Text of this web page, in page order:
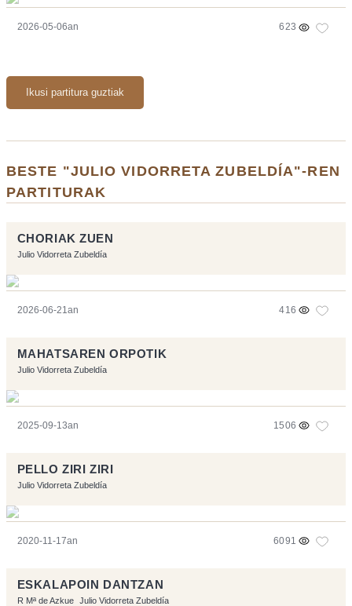
2026-05-06an 623
Ikusi partitura guztiak
BESTE "JULIO VIDORRETA ZUBELDÍA"-REN
PARTITURAK
CHORIAK ZUEN
Julio Vidorreta Zubeldía
2026-06-21an 416
MAHATSAREN ORPOTIK
Julio Vidorreta Zubeldía
2025-09-13an 1506
PELLO ZIRI ZIRI
Julio Vidorreta Zubeldía
2020-11-17an 6091
ESKALAPOIN DANTZAN
R Mª de Azkue Julio Vidorreta Zubeldía